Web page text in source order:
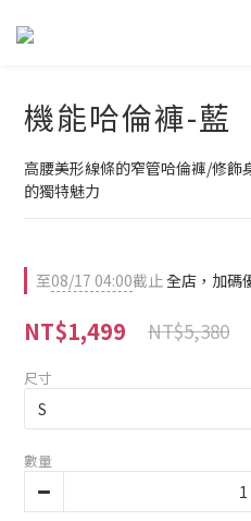
機能哈倫褲-藍
高腰美形線條的窄管哈倫褲/修
的獨特魅力
至08/17 04:00截止全店，加碼
NT$1,499 NT$5,380
尺寸
數量